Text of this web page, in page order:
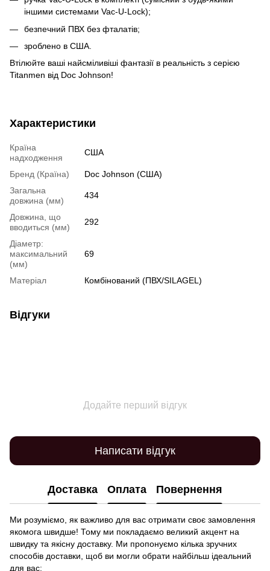
іншими системами Vac-U-Lock);
безпечний ПВХ без фталатів;
зроблено в США.
Втілюйте ваші найсміливіші фантазії в реальність з серією
Titanmen від Doc Johnson!
Характеристики
Країна
надходження
США
Бренд (Країна)
Doc Johnson (США)
Загальна
довжина (мм)
434
Довжина, що
вводиться (мм)
292
Діаметр:
максимальний
(мм)
69
Матеріал Комбінований (ПВХ/SILAGEL)
Відгуки
Додайте перший відгук
Написати відгук
Доставка Оплата Повернення
Ми розуміємо, як важливо для вас отримати своє замовлення
якомога швидше! Тому ми покладаємо великий акцент на
швидку та якісну доставку. Ми пропонуємо кілька зручних
способів доставки, щоб ви могли обрати найбільш ідеальний
для вас: